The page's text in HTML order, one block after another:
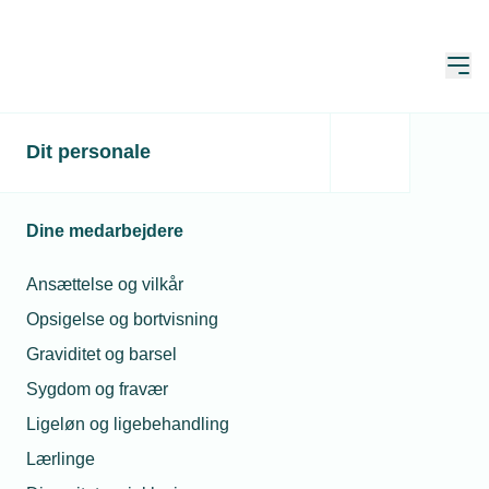
Dit personale
Dine medarbejdere
Ansættelse og vilkår
Opsigelse og bortvisning
Graviditet og barsel
Sygdom og fravær
Ligeløn og ligebehandling
Lærlinge
Koden knækket: 3 kroner
godt indeklima
Publiceret: 20. sep. 2018